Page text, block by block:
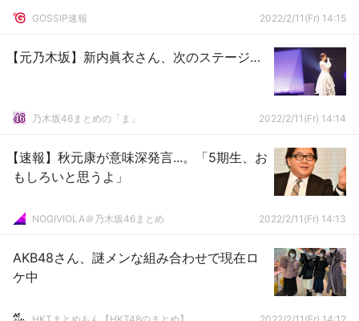
GOSSIP速報 2022/2/11(Fr) 14:15
【元乃木坂】新内眞衣さん、次のステージ…
乃木坂46まとめの「ま」 2022/2/11(Fr) 14:14
【速報】秋元康が意味深発言...。「5期生、お
もしろいと思うよ」
NOGIVIOLA＠乃木坂46まとめ 2022/2/11(Fr) 14:13
AKB48さん、謎メンな組み合わせで現在ロ
ケ中